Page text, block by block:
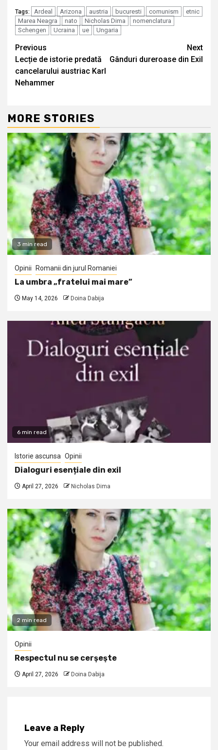
Tags: Ardeal Arizona austria bucuresti comunism
etnic
Marea Neagra
nato Nicholas Dima
nomenclatura
Schengen
Ucraina ue Ungaria
Continue
Reading
Previous
Lecție de istorie predată
cancelarului austriac Karl
Nehammer
Next
Gânduri dureroase din Exil
MORE STORIES
3 min read
Opinii Romanii din jurul Romaniei
La umbra „fratelui mai mare”
May 14, 2026 Doina Dabija
6 min read
Istorie ascunsa Opinii
Dialoguri esențiale din exil
April 27, 2026 Nicholas Dima
2 min read
Opinii
Respectul nu se cerşeşte
April 27, 2026 Doina Dabija
Leave a Reply
Your email address will not be published.